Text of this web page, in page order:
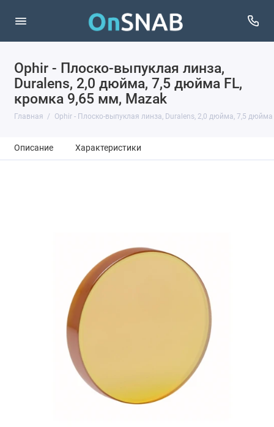
Ophir - Плоско-выпуклая линза,
Duralens, 2,0 дюйма, 7,5 дюйма FL,
кромка 9,65 мм, Mazak
Главная Ophir - Плоско-выпуклая линза, Duralens, 2,0 дюйма, 7,5
Описание Характеристики